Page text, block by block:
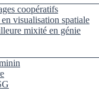
coopératifs
visualisation spatiale
mixité en génie